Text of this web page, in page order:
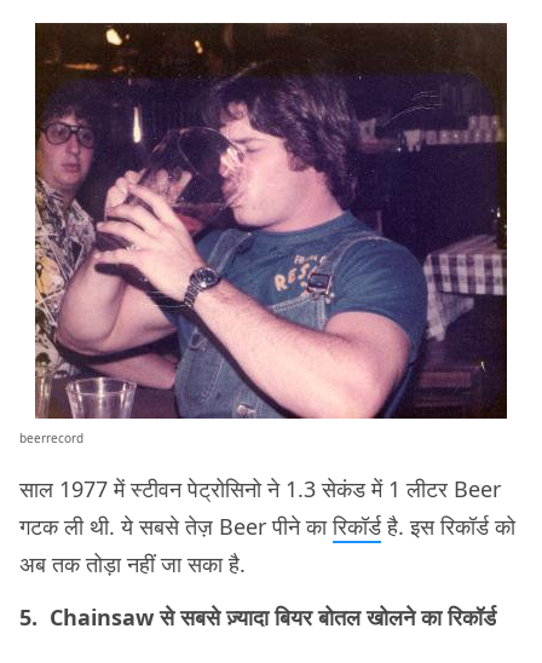
beerrecord
साल 1977 में स्टीवन पेट्रोसिनो ने 1.3 सेकंड में 1 लीटर Beer
गटक ली थी. ये सबसे तेज़ Beer पीने कारिकॉर्डहै. इस रिकॉर्ड को
अब तक तोड़ा नहीं जा सका है.
5. Chainsaw से सबसे ज़्यादा बियर बोतल खोलने का रिकॉर्ड